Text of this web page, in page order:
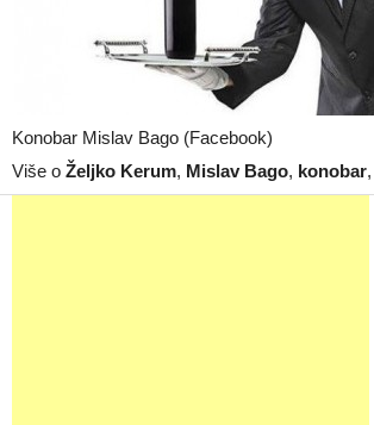
Konobar Mislav Bago (Facebook)
Više o Željko Kerum, Mislav Bago, konobar,